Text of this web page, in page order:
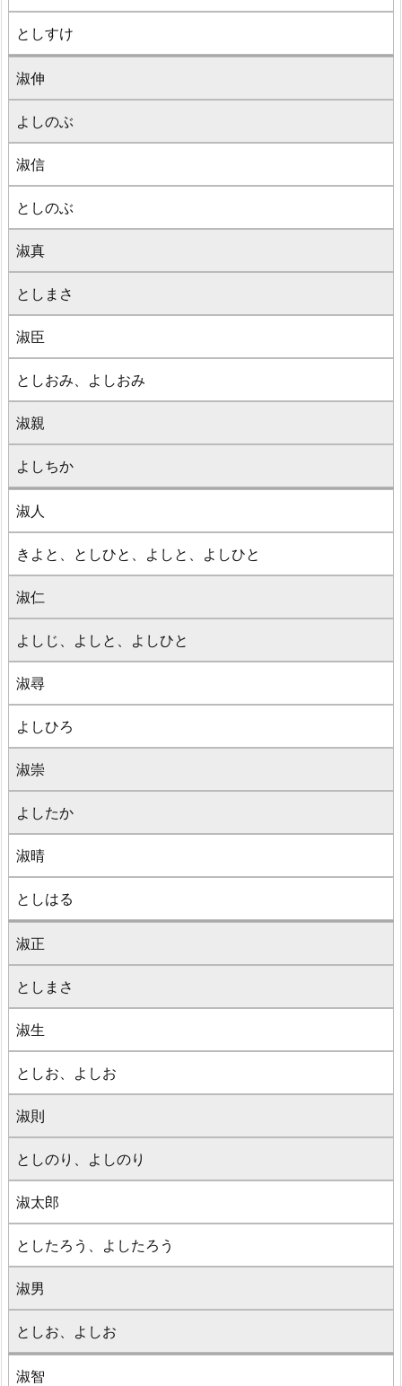
としすけ
淑伸
よしのぶ
淑信
としのぶ
淑真
としまさ
淑臣
としおみ、よしおみ
淑親
よしちか
淑人
きよと、としひと、よしと、よしひと
淑仁
よしじ、よしと、よしひと
淑尋
よしひろ
淑崇
よしたか
淑晴
としはる
淑正
としまさ
淑生
としお、よしお
淑則
としのり、よしのり
淑太郎
としたろう、よしたろう
淑男
としお、よしお
淑智